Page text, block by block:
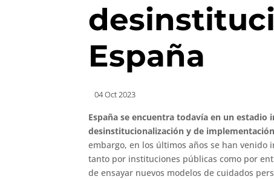
España
04 Oct 2023
España se encuentra todavía en un estadio
desinstitucionalización y de
embargo, en los últimos años se han
tanto por instituciones públicas como por
de ensayar nuevos modelos de cuidados